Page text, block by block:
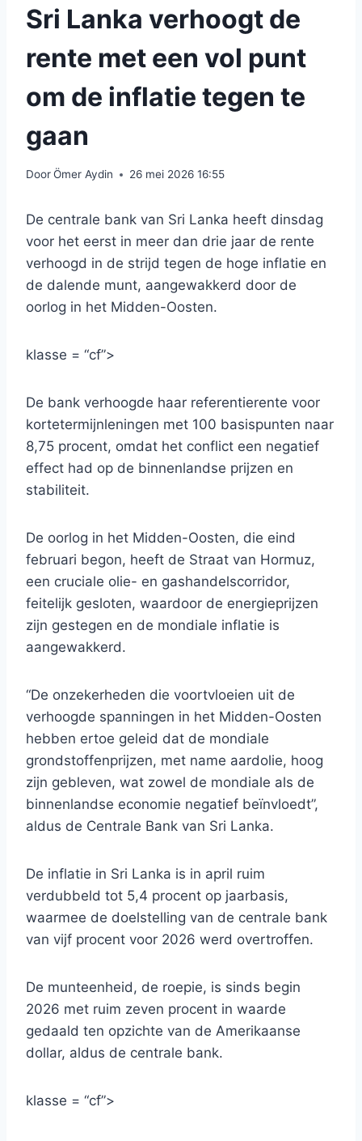
Sri Lanka verhoogt de
rente met een vol punt
om de inflatie tegen te
gaan
DoorÖmer Aydin 26 mei 2026 16:55
De centrale bank van Sri Lanka heeft dinsdag
voor het eerst in meer dan drie jaar de rente
verhoogd in de strijd tegen de hoge inflatie en
de dalende munt, aangewakkerd door de
oorlog in het Midden-Oosten.
klasse = “cf”>
De bank verhoogde haar referentierente voor
kortetermijnleningen met 100 basispunten naar
8,75 procent, omdat het conflict een negatief
effect had op de binnenlandse prijzen en
stabiliteit.
De oorlog in het Midden-Oosten, die eind
februari begon, heeft de Straat van Hormuz,
een cruciale olie- en gashandelscorridor,
feitelijk gesloten, waardoor de energieprijzen
zijn gestegen en de mondiale inflatie is
aangewakkerd.
“De onzekerheden die voortvloeien uit de
verhoogde spanningen in het Midden-Oosten
hebben ertoe geleid dat de mondiale
grondstoffenprijzen, met name aardolie, hoog
zijn gebleven, wat zowel de mondiale als de
binnenlandse economie negatief beïnvloedt”,
aldus de Centrale Bank van Sri Lanka.
De inflatie in Sri Lanka is in april ruim
verdubbeld tot 5,4 procent op jaarbasis,
waarmee de doelstelling van de centrale bank
van vijf procent voor 2026 werd overtroffen.
De munteenheid, de roepie, is sinds begin
2026 met ruim zeven procent in waarde
gedaald ten opzichte van de Amerikaanse
dollar, aldus de centrale bank.
klasse = “cf”>